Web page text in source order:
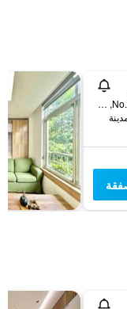
No.98, Dongsheng Street, تشنغدو, الصين